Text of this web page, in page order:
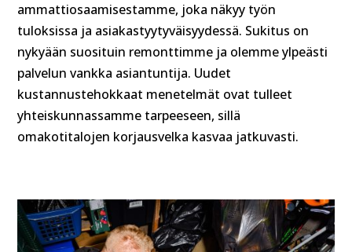
ammattiosaamisestamme, joka näkyy työn
tuloksissa ja asiakastyytyväisyydessä. Sukitus on
nykyään suosituin remonttimme ja olemme ylpeästi
palvelun vankka asiantuntija. Uudet
kustannustehokkaat menetelmät ovat tulleet
yhteiskunnassamme tarpeeseen, sillä
omakotitalojen korjausvelka kasvaa jatkuvasti.